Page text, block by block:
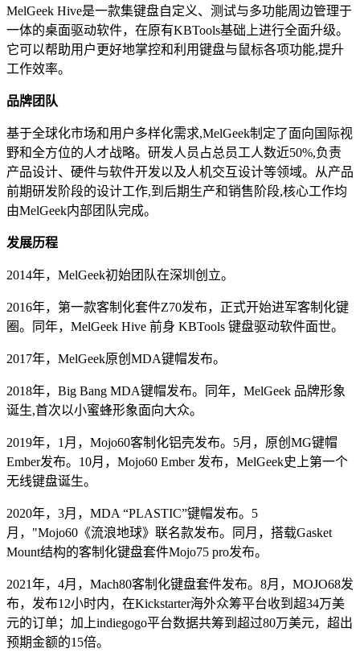
MelGeek Hive是一款集键盘自定义、测试与多功能周边管理于
一体的桌面驱动软件，在原有KBTools基础上进行全面升级。
它可以帮助用户更好地掌控和利用键盘与鼠标各项功能,提升
工作效率。
品牌团队
基于全球化市场和用户多样化需求,MelGeek制定了面向国际视
野和全方位的人才战略。研发人员占总员工人数近50%,负责
产品设计、硬件与软件开发以及人机交互设计等领域。从产品
前期研发阶段的设计工作,到后期生产和销售阶段,核心工作均
由MelGeek内部团队完成。
发展历程
2014年，MelGeek初始团队在深圳创立。
2016年，第一款客制化套件Z70发布，正式开始进军客制化键
圈。同年，MelGeek Hive 前身 KBTools 键盘驱动软件面世。
2017年，MelGeek原创MDA键帽发布。
2018年，Big Bang MDA键帽发布。同年，MelGeek 品牌形象
诞生,首次以小蜜蜂形象面向大众。
2019年，1月，Mojo60客制化铝壳发布。5月，原创MG键帽
Ember发布。10月，Mojo60 Ember 发布，MelGeek史上第一个
无线键盘诞生。
2020年，3月，MDA “PLASTIC”键帽发布。5
月，"Mojo60《流浪地球》联名款发布。同月，搭载Gasket
Mount结构的客制化键盘套件Mojo75 pro发布。
2021年，4月，Mach80客制化键盘套件发布。8月，MOJO68发
布，发布12小时内，在Kickstarter海外众筹平台收到超34万美
元的订单；加上indiegogo平台数据共筹到超过80万美元，超出
预期金额的15倍。